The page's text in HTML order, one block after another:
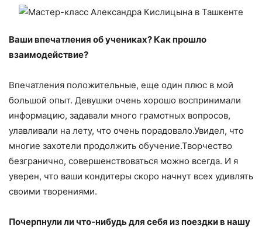
Ваши впечатления об учениках? Как прошло
взаимодействие?
Впечатления положительные, еще один плюс в мой
большой опыт. Девушки очень хорошо воспринимали
информацию, задавали много грамотных вопросов,
улавливали на лету, что очень порадовало.Увидел, что
многие захотели продолжить обучение.Творчество
безгранично, совершенствоваться можно всегда. И я
уверен, что ваши кондитеры скоро начнут всех удивлять
своими творениями.
Почерпнули ли что-нибудь для себя из поездки в нашу